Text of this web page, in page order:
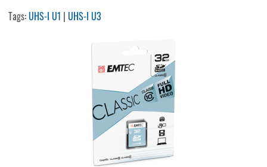
Tags:UHS-I U1 |UHS-I U3